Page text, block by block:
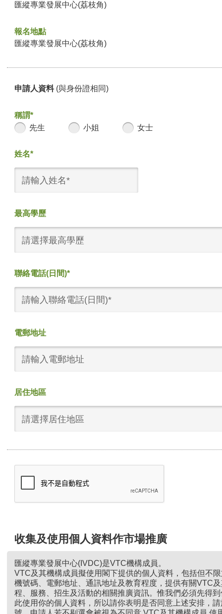
匯縱專業發展中心(荔枝角)
報名地點
匯縱專業發展中心(荔枝角)
申請人資料 (與身份證相同)
稱謂*
先生
小姐 女士
姓名*
最高學歷
請選擇最高學歷
聯絡電話(日間)*
電郵地址
居住地區
請選擇居住地區
收集及使用個人資料作市場推廣
匯縱專業發展中心(IVDC)是VTC機構成員。
VTC及其機構成員擬使用閣下提供的個人資料，包括但不
機號碼、電郵地址、通訊地址及教育程度，提供有關VTC
程、服務、招生及活動的相關推廣資訊。惟我們必須先得
此使用你的個人資料，所以請你表明是否同意上述安排，